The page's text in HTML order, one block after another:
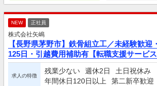
NEW 正社員
株式会社矢嶋
【長野県茅野市】鉄骨組立工／未経験歓迎
125日・引越費用補助有【転職支援サービス
求人の特徴
残業少ない 週休2日
土日祝休み
年間休日120日以上
第二新卒歓迎